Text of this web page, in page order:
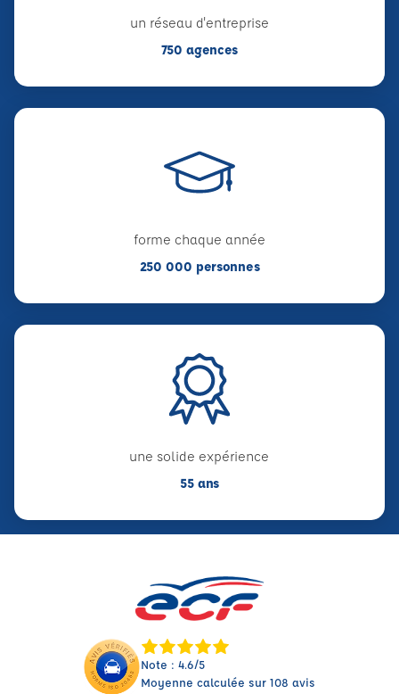
un réseau d'entreprise
750 agences
forme chaque année
250 000 personnes
une solide expérience
55 ans
Note : 4.6/5
Moyenne calculée sur 108 avis